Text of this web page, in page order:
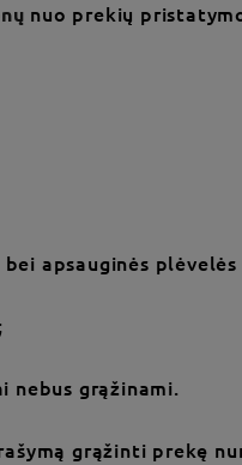
nuo prekių
apsauginės
nebus grąžinami.
grąžinti prekę